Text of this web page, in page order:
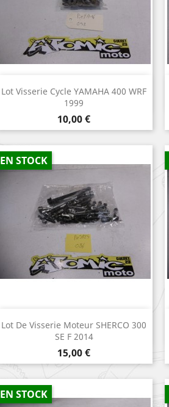
Lot Visserie Cycle YAMAHA 400 WRF
1999
Prix
10,00 €
Aperçu rapide
Lot De Visserie Moteur SHERCO 300
SE F 2014
Prix
15,00 €
EN STOCK
Aperçu rapide
EN STOCK